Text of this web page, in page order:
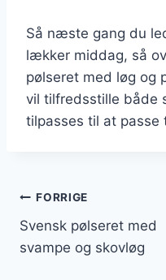
Så næste gang du
lækker middag, så
pølseret med løg og
vil tilfredsstille både
tilpasses til at passe
FORRIGE
Svensk pølseret med
svampe og skovløg